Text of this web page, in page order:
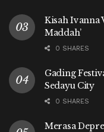
Kisah Ivanna
Maddah’
0 SHARES
Gading
Sedayu City
0 SHARES
Merasa